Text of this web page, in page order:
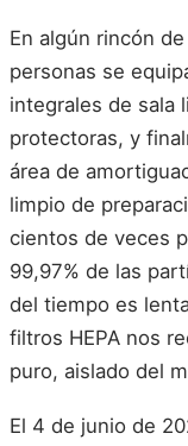
En algún rincón
personas se
integrales de sala
protectoras, y
área de
limpio de
cientos de veces
99,97% de las
del tiempo es
filtros HEPA nos
puro, aislado del
El 4 de junio de